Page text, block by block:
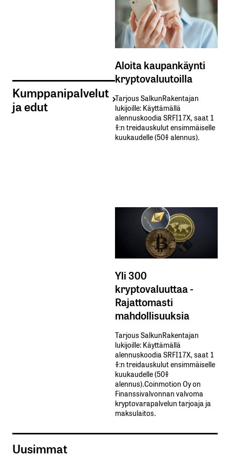
Kumppanipalvelut
ja edut
Aloita kaupankäynti
kryptovaluutoilla
Tarjous SalkunRakentajan
lukijoille: Käyttämällä​ ​
alennuskoodia​ ​SRFI17X,​ ​saat​ ​1
%:n treidauskulut​ ​ensimmäiselle​ ​
kuukaudelle​ ​(50%​ ​alennus).
Yli 300
kryptovaluuttaa -
Rajattomasti
mahdollisuuksia
Tarjous SalkunRakentajan
lukijoille: Käyttämällä​ ​
alennuskoodia​ ​SRFI17X,​ ​saat​ ​1
%:n treidauskulut​ ​ensimmäiselle​ ​
kuukaudelle​ ​(50%​ ​
alennus).Coinmotion Oy on
Finanssivalvonnan valvoma
kryptovarapalvelun tarjoaja ja
maksulaitos.
Uusimmat